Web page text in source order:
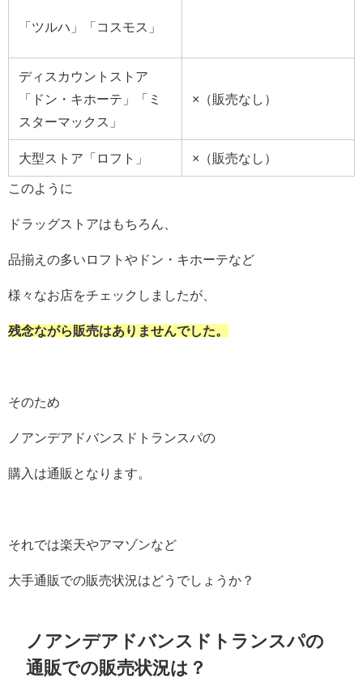
「ツルハ」「コスモス」
ディスカウントストア
「ドン・キホーテ」「ミ
スターマックス」
×（販売なし）
大型ストア「ロフト」 ×（販売なし）
このように
ドラッグストアはもちろん、
品揃えの多いロフトやドン・キホーテなど
様々なお店をチェックしましたが、
残念ながら販売はありませんでした。
そのため
ノアンデアドバンスドトランスパの
購入は通販となります。
それでは楽天やアマゾンなど
大手通販での販売状況はどうでしょうか？
ノアンデアドバンスドトランスパの
通販での販売状況は？